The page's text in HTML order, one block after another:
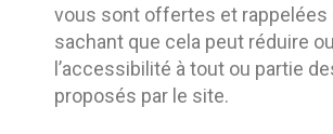
vous sont offertes et rappelées
sachant que cela peut réduire
l’accessibilité à tout ou partie
proposés par le site.